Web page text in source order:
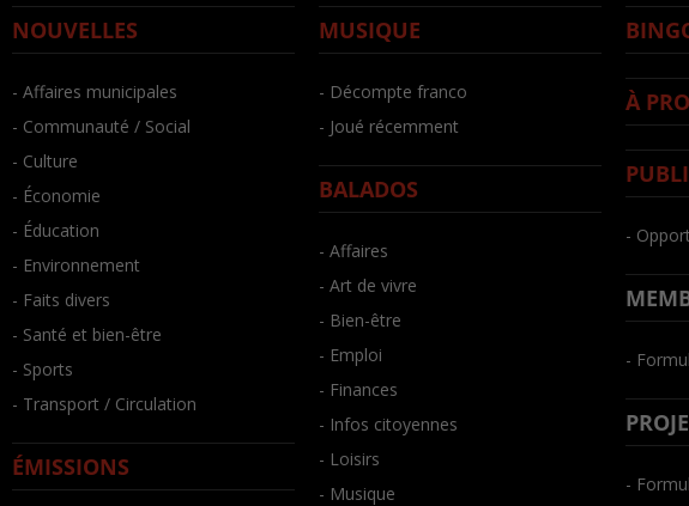
NOUVELLES
- Affaires municipales
- Communauté / Social
- Culture
- Économie
- Éducation
- Environnement
- Faits divers
- Santé et bien-être
- Sports
- Transport / Circulation
ÉMISSIONS
MUSIQUE
- Décompte franco
- Joué récemment
BALADOS
- Affaires
- Art de vivre
- Bien-être
- Emploi
- Finances
- Infos citoyennes
- Loisirs
- Musique
À
-
-
-